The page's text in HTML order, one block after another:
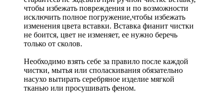
чтобы избежать повреждения и по возможности
исключить полное погружение,чтобы избежать
изменения цвета вставки. Вставка фианит чистки
не боится, цвет не изменяет, ее нужно беречь
только от сколов.
Необходимо взять себе за правило после каждой
чистки, мытья или споласкивания обязательно
насухо вытирать серебряное изделие мягкой
тканью или просушивать феном.